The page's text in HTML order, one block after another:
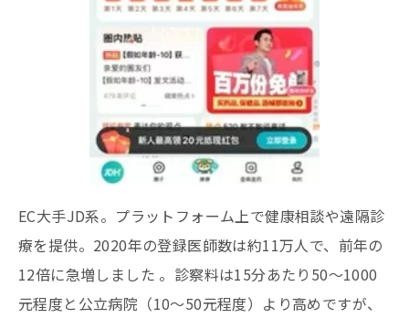
EC大手JD系。プラットフォーム上で健康相談や遠隔診
療を提供。2020年の登録医師数は約11万人で、前年の
12倍に急増しました 。診察料は15分あたり50～1000
元程度と公立病院（10～50元程度）より高めですが、